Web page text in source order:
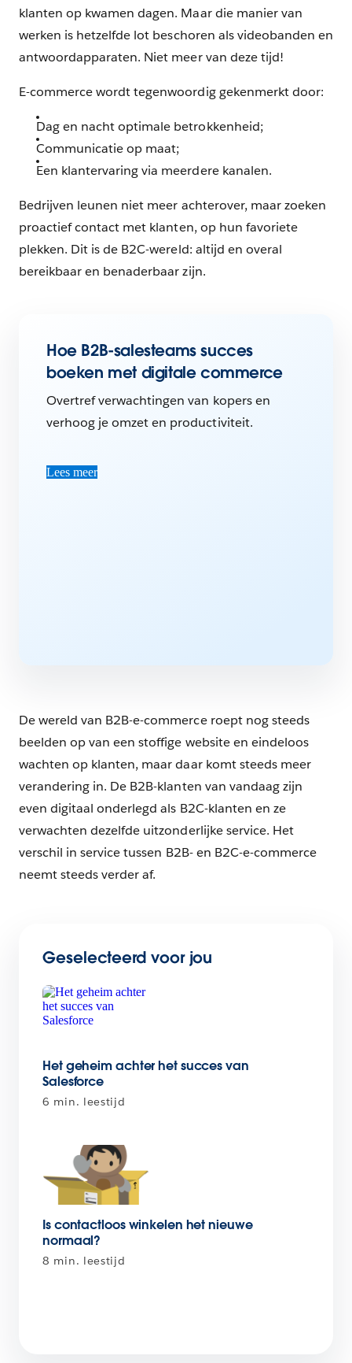
klanten op kwamen dagen. Maar die manier van
werken is hetzelfde lot beschoren als videobanden en
antwoordapparaten. Niet meer van deze tijd!
E-commerce wordt tegenwoordig gekenmerkt door:
Dag en nacht optimale betrokkenheid;
Communicatie op maat;
Een klantervaring via meerdere kanalen.
Bedrijven leunen niet meer achterover, maar zoeken
proactief contact met klanten, op hun favoriete
plekken. Dit is de B2C-wereld: altijd en overal
bereikbaar en benaderbaar zijn.
Hoe B2B-salesteams succes
boeken met digitale commerce
Overtref verwachtingen van kopers en
verhoog je omzet en productiviteit.
Lees meer
De wereld van B2B-e-commerce roept nog steeds
beelden op van een stoffige website en eindeloos
wachten op klanten, maar daar komt steeds meer
verandering in. De B2B-klanten van vandaag zijn
even digitaal onderlegd als B2C-klanten en ze
verwachten dezelfde uitzonderlijke service. Het
verschil in service tussen B2B- en B2C-e-commerce
neemt steeds verder af.
Geselecteerd voor jou
Het geheim achter het succes van
Salesforce
6 min. leestijd
Is contactloos winkelen het nieuwe
normaal?
8 min. leestijd